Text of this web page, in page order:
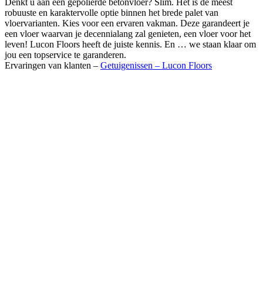
robuuste en karaktervolle optie binnen het brede palet van
vloervarianten. Kies voor een ervaren vakman. Deze garandeert je
een vloer waarvan je decennialang zal genieten, een vloer voor het
leven! Lucon Floors heeft de juiste kennis. En … we staan klaar om
jou een topservice te garanderen.
Ervaringen van klanten – Getuigenissen – Lucon Floors